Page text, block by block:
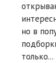
но в
только...